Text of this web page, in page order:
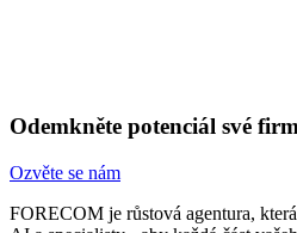
Odemkněte potenciál své
Ozvěte se nám
FORECOM je růstová agentura,